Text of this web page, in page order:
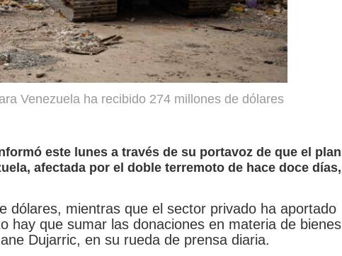
Venezuela ha recibido 274 millones de dólares
este lunes a través de su portavoz de que el plan
afectada por el doble terremoto de hace doce días,
dólares, mientras que el sector privado ha aportado
hay que sumar las donaciones en materia de bienes
Dujarric, en su rueda de prensa diaria.